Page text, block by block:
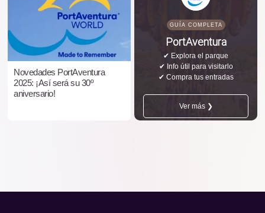
Novedades PortAventura
2025: ¡Así será su 30º
aniversario!
GUÍA COMPLETA
PortAventura
✔ Explora el parque
✔ Info útil para visitarlo
✔ Compra tus entradas
Ver más ❯